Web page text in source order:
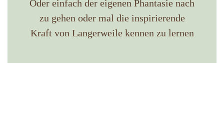
Oder einfach der eigenen Phantasie nach
zu gehen oder mal die inspirierende
Kraft von Langerweile kennen zu lernen